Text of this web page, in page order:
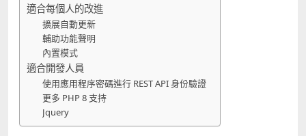
適合每個人的改進
擴展自動更新
輔助功能聲明
內置模式
適合開發人員
使用應用程序密碼進行 REST API 身份驗證
更多 PHP 8 支持
Jquery